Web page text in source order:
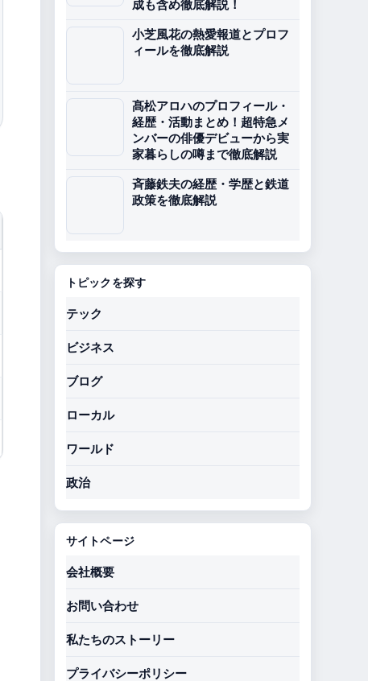
成も含め徹底解説！
小芝風花の熱愛報道とプロフ
ィールを徹底解説
髙松アロハのプロフィール・
経歴・活動まとめ！超特急メ
ンバーの俳優デビューから実
家暮らしの噂まで徹底解説
斉藤鉄夫の経歴・学歴と鉄道
政策を徹底解説
トピックを探す
テック
ビジネス
ブログ
ローカル
ワールド
政治
サイトページ
会社概要
お問い合わせ
私たちのストーリー
プライバシーポリシー